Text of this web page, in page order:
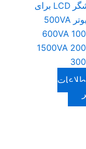
نمایشگر LCD برای
کامپیوتر 500VA
600VA
1500VA